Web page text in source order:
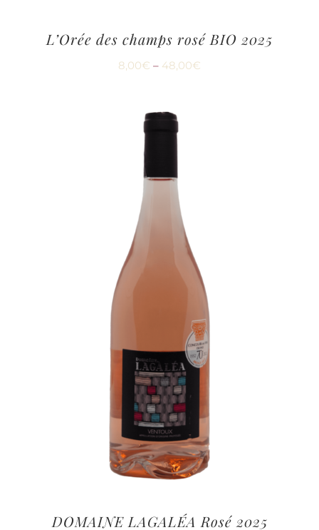
L’Orée des champs rosé BIO 2025
8,00€ – 48,00€
DOMAINE LAGALÉA Rosé 2025